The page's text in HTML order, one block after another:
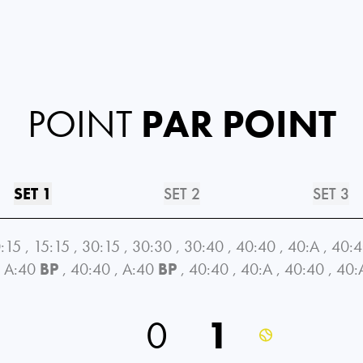
POINT PAR POINT
SET 1 SET 2 SET 3
, 15:15 , 30:15 , 30:30 , 30:40 , 40:40 , 40:A ,
A:40 BP , 40:40 , A:40 BP , 40:40 , 40:A , 40:40 ,
0 1